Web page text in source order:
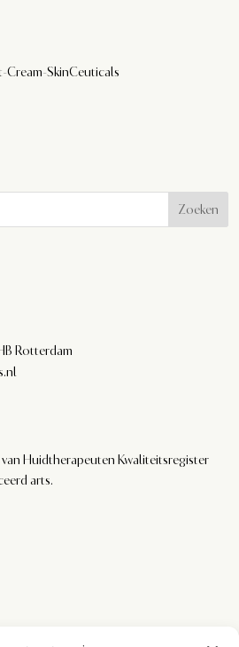
Zoeken
Rotterdam
Huidtherapeuten Kwaliteitsregister
arts.